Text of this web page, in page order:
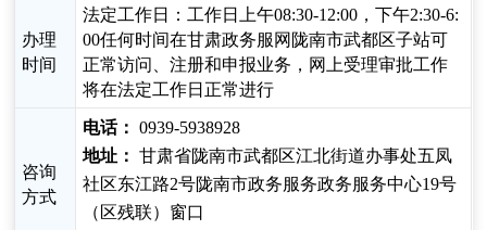
办理
时间
法定工作日：工作日上午08:30-12:00，下午2:30-6:
00任何时间在甘肃政务服网陇南市武都区子站可
正常访问、注册和申报业务，网上受理审批工作
将在法定工作日正常进行
咨询
方式
电话： 0939-5938928
地址： 甘肃省陇南市武都区江北街道办事处五凤
社区东江路2号陇南市政务服务政务服务中心19号
（区残联）窗口